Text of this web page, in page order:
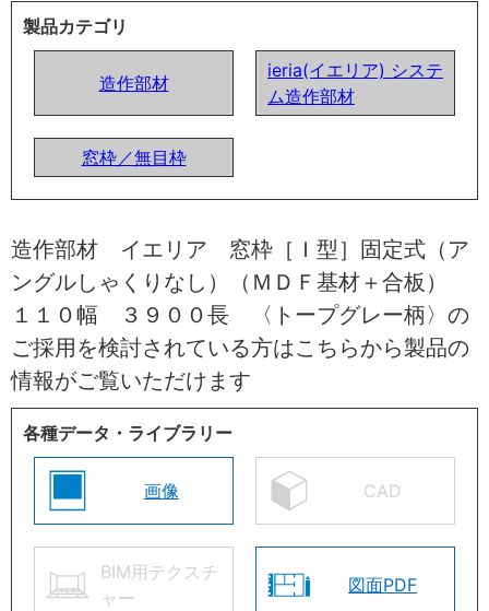
製品カテゴリ
造作部材
ieria(イエリア) システ
ム造作部材
窓枠／無目枠
造作部材 イエリア 窓枠［Ｉ型］固定式（ア
ングルしゃくりなし）（ＭＤＦ基材＋合板）
１１０幅 ３９００長 〈トープグレー柄〉の
ご採用を検討されている方はこちらから製品の
情報がご覧いただけます
各種データ・ライブラリー
画像 CAD
BIM用テクスチ
ャー
図面PDF